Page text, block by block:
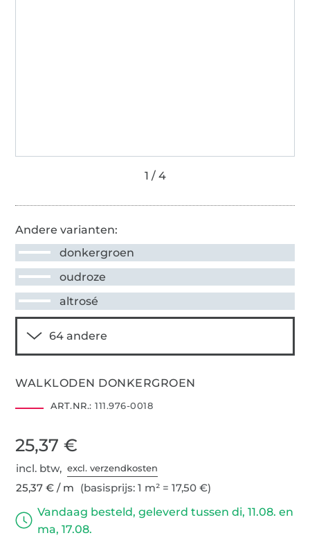
Andere varianten:
donkergroen
oudroze
altrosé
WALKLODEN DONKERGROEN
ART.NR.: 111.976-0018
25,37 €
incl. btw,excl. verzendkosten
25,37 € / m (basisprijs: 1 m² = 17,50 €)
Vandaag besteld, geleverd tussen di, 11.08. en
ma, 17.08.